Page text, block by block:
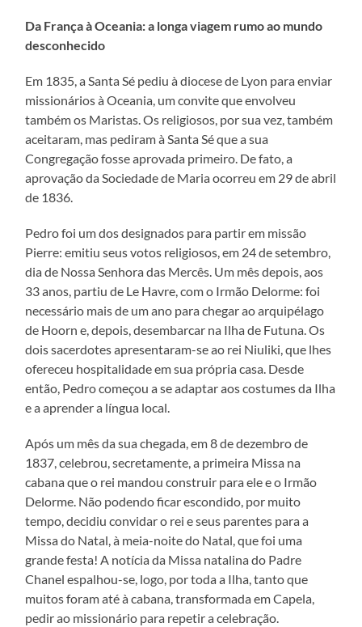
Da França à Oceania: a longa viagem rumo ao mundo
desconhecido
Em 1835, a Santa Sé pediu à diocese de Lyon para enviar
missionários à Oceania, um convite que envolveu
também os Maristas. Os religiosos, por sua vez, também
aceitaram, mas pediram à Santa Sé que a sua
Congregação fosse aprovada primeiro. De fato, a
aprovação da Sociedade de Maria ocorreu em 29 de abril
de 1836.
Pedro foi um dos designados para partir em missão
Pierre: emitiu seus votos religiosos, em 24 de setembro,
dia de Nossa Senhora das Mercês. Um mês depois, aos
33 anos, partiu de Le Havre, com o Irmão Delorme: foi
necessário mais de um ano para chegar ao arquipélago
de Hoorn e, depois, desembarcar na Ilha de Futuna. Os
dois sacerdotes apresentaram-se ao rei Niuliki, que lhes
ofereceu hospitalidade em sua própria casa. Desde
então, Pedro começou a se adaptar aos costumes da Ilha
e a aprender a língua local.
Após um mês da sua chegada, em 8 de dezembro de
1837, celebrou, secretamente, a primeira Missa na
cabana que o rei mandou construir para ele e o Irmão
Delorme. Não podendo ficar escondido, por muito
tempo, decidiu convidar o rei e seus parentes para a
Missa do Natal, à meia-noite do Natal, que foi uma
grande festa! A notícia da Missa natalina do Padre
Chanel espalhou-se, logo, por toda a Ilha, tanto que
muitos foram até à cabana, transformada em Capela,
pedir ao missionário para repetir a celebração.